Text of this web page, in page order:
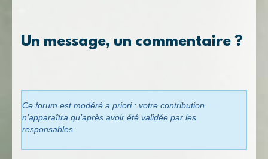
Un message, un commentaire ?
Ce forum est modéré a priori : votre contribution
n’apparaîtra qu’après avoir été validée par les
responsables.